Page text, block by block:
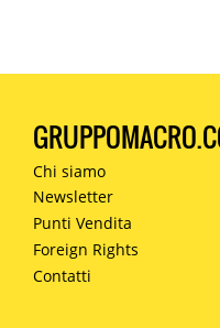
Chi siamo
Newsletter
Punti Vendita
Foreign Rights
Contatti